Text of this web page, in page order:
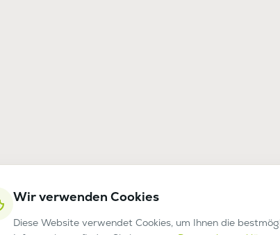
Wir verwenden Cookies
Diese Website verwendet Cookies, um Ihnen die